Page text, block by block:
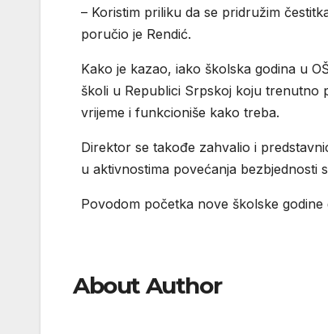
– Koristim priliku da se pridružim
poručio je Rendić.
Kako je kazao, iako školska godina u
školi u Republici Srpskoj koju trenutno
vrijeme i funkcioniše kako treba.
Direktor se takođe zahvalio i
u aktivnostima povećanja bezbjednosti
Povodom početka nove školske
About Author